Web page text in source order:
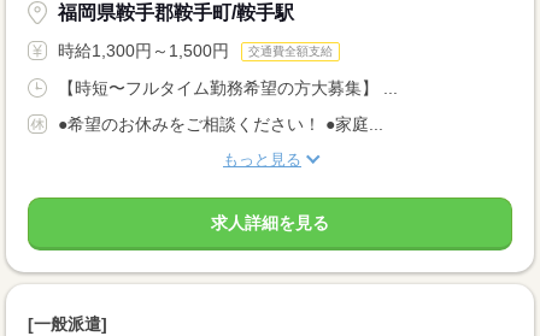
福岡県鞍手郡鞍手町/鞍手駅
時給1,300円～1,500円 交通費全額支給
【時短〜フルタイム勤務希望の方大募集】 ...
●希望のお休みをご相談ください！ ●家庭...
もっと見る
求人詳細を見る
[一般派遣]